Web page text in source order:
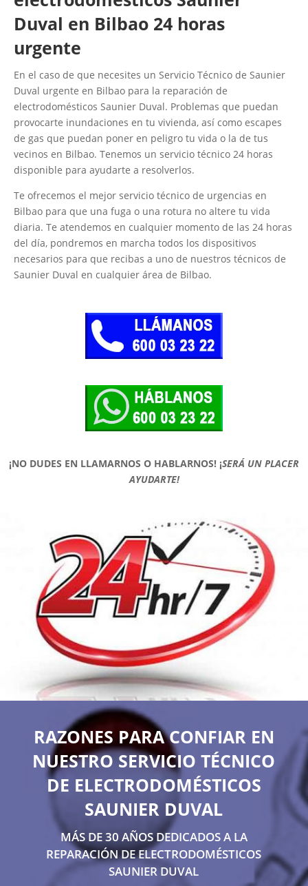
Duval en Bilbao 24 horas
urgente
En el caso de que necesites un Servicio Técnico de Saunier
Duval urgente en Bilbao para la reparación de
electrodomésticos Saunier Duval. Problemas que puedan
provocarte inundaciones en tu vivienda, así como escapes
de gas que puedan poner en peligro tu vida o la de tus
vecinos en Bilbao. Tenemos un servicio técnico 24 horas
disponible para ayudarte a resolverlos.
Te ofrecemos el mejor servicio técnico de urgencias en
Bilbao para que una fuga o una rotura no altere tu vida
diaria. Te atendemos en cualquier momento de las 24 horas
del día, pondremos en marcha todos los dispositivos
necesarios para que recibas a uno de nuestros técnicos de
Saunier Duval en cualquier área de Bilbao.
¡NO DUDES EN LLAMARNOS O HABLARNOS! ¡SERÁ UN PLACER
AYUDARTE!
RAZONES PARA CONFIAR EN
NUESTRO SERVICIO TÉCNICO
DE ELECTRODOMÉSTICOS
SAUNIER DUVAL
MÁS DE 30 AÑOS DEDICADOS A LA
REPARACIÓN DE ELECTRODOMÉSTICOS
SAUNIER DUVAL